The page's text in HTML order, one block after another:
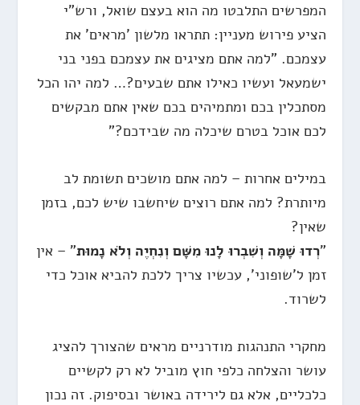
המפרשים התלבטו מה הוא בעצם שואל, ורש"י
הציע פירוש מעניין: תתראו מלשון 'מראים' את
עצמכם. "למה אתם מציגים את עצמכם בפני בני
ישמעאל ועשיו כאילו אתם שבעים?… למה יהו הכל
מסתכלין בכם ומתמיהים בכם שאין אתם מבקשים
לכם אוכל בטרם שיכלה מה שבידכם?"
במילים אחרות – למה אתם מושכים תשומת לב
מיותרת? למה אתם רוצים שיחשבו שיש לכם, בזמן
שאין?
"רְדוּ שָׁמָּה וְשִׁבְרוּ לָנוּ מִשָּׁם וְנִחְיֶה וְלֹא נָמוּת" – אין
זמן ל'שופוני', עכשיו צריך ללכת להביא אוכל כדי
לשרוד.
מחקרי התנהגות מודרניים מראים שהצורך להציג
עושר והצלחה כלפי חוץ מוביל לא רק לקשיים
כלכליים, אלא גם לירידה באושר ובסיפוק. זה נכון